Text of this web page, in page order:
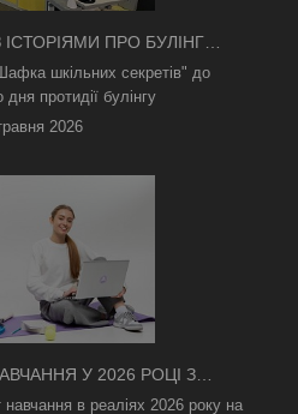
ПРО БУЛІНГ
В КИЄВІ
шкільних секретів" до
протидії булінгу
2026
У 2026 РОЦІ З
ЯК АСИНХРОННИЙ
в реаліях 2026 року на